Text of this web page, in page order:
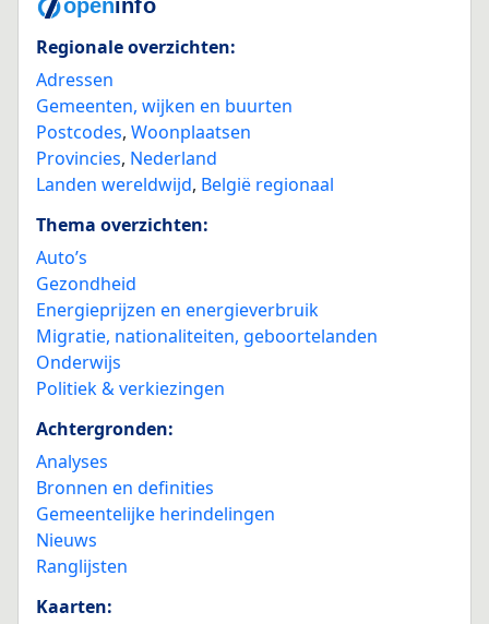
Regionale overzichten:
Adressen
Gemeenten, wijken en buurten
Postcodes, Woonplaatsen
Provincies, Nederland
Landen wereldwijd, België regionaal
Thema overzichten:
Auto’s
Gezondheid
Energieprijzen en energieverbruik
Migratie, nationaliteiten, geboortelanden
Onderwijs
Politiek & verkiezingen
Achtergronden:
Analyses
Bronnen en definities
Gemeentelijke herindelingen
Nieuws
Ranglijsten
Kaarten: